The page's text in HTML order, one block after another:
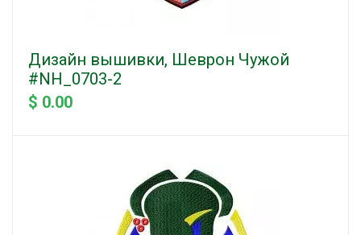
Дизайн вышивки, Шеврон Чужой
#NH_0703-2
$ 0.00